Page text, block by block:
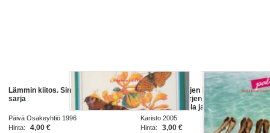
Lämmin kiitos. Sinua ajatellen-
sarja
Päivä Osakeyhtiö 1996
Hinta:
4,00 €
Kuumien aaltojen kerhon paluu,
2005. Naisia arjen pyörityksessä –
lämmin, nokkela ja seksikäs
lukuromaani ystävyyden voimasta.
Karisto 2005
Hinta:
3,00 €